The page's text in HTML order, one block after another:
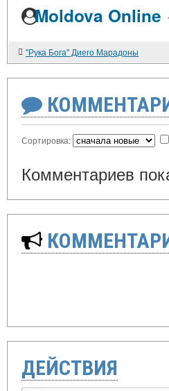
Moldova Online ·
"Рука Бога" Диего Марадоны
Сортировка:
Комментариев
ДЕЙСТВИЯ